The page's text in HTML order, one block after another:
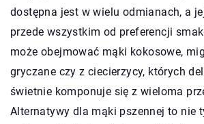
dostępna jest w wielu odmianach, a
przede wszystkim od preferencji
może obejmować mąki kokosowe,
gryczane czy z ciecierzycy, których
świetnie komponuje się z wieloma
Alternatywy dla mąki pszennej to nie